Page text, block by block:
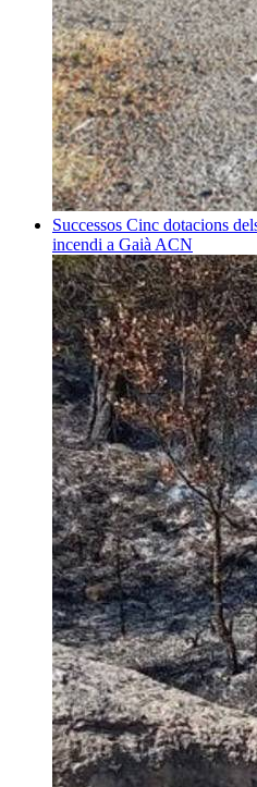
Successos Cinc dotacions
incendi a Gaià ACN